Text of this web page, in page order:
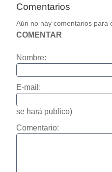
Comentarios
Aún no hay comentarios para
COMENTAR
Nombre:
E-mail:
se hará publico)
Comentario: